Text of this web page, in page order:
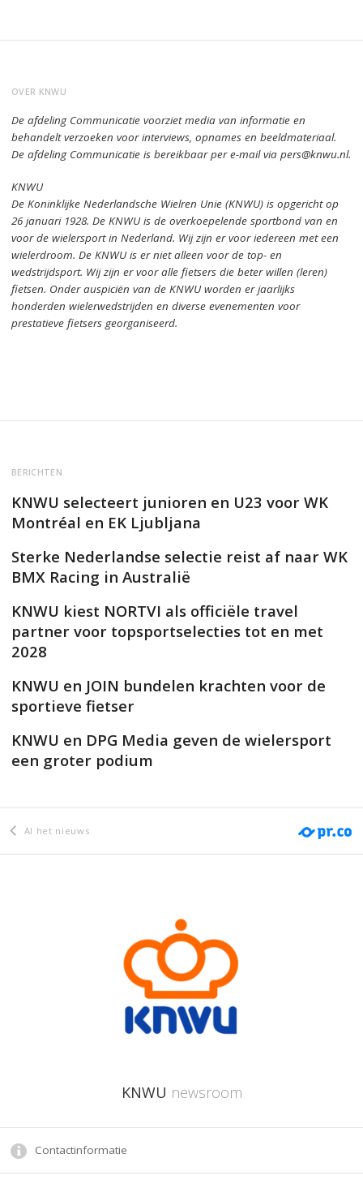
OVER KNWU
De afdeling Communicatie voorziet media van informatie en
behandelt verzoeken voor interviews, opnames en beeldmateriaal.
De afdeling Communicatie is bereikbaar per e-mail via pers@knwu.nl.
KNWU
De Koninklijke Nederlandsche Wielren Unie (KNWU) is opgericht op
26 januari 1928.De KNWU is de overkoepelende sportbond van en
voor de wielersport in Nederland. Wij zijn er voor iedereen met een
wielerdroom.De KNWU is er niet alleen voor de top- en
wedstrijdsport. Wij zijn ervoor alle fietsers die beter willen (leren)
fietsen. Onder auspiciën van de KNWU worden er jaarlijks
honderden wielerwedstrijden en diverse evenementen voor
prestatieve fietsers georganiseerd.
BERICHTEN
KNWU selecteert junioren en U23 voor WK
Montréal en EK Ljubljana
Sterke Nederlandse selectie reist af naar WK
BMX Racing in Australië
KNWU kiest NORTVI als officiële travel
partner voor topsportselecties tot en met
2028
KNWU en JOIN bundelen krachten voor de
sportieve fietser
KNWU en DPG Media geven de wielersport
een groter podium
Al het nieuws
KNWU newsroom
Contactinformatie